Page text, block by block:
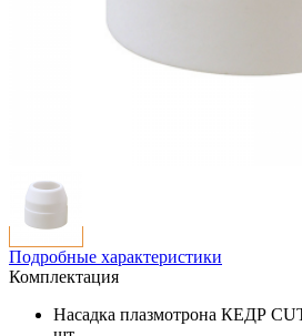
Подробные характеристики
Комплектация
Насадка плазмотрона КЕДР